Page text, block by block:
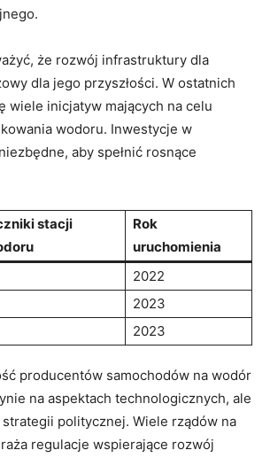
że‍ rozwój infrastruktury dla
⁣dla jego przyszłości. W ostatnich
wiele inicjatyw ⁤mających na celu
wodoru. Inwestycje w
aby spełnić ‌rosnące
stacji
Rok
uruchomienia
2022
2023
2023
producentów samochodów na wodór
na aspektach technologicznych, ale
politycznej. Wiele rządów na
regulacje wspierające rozwój⁤